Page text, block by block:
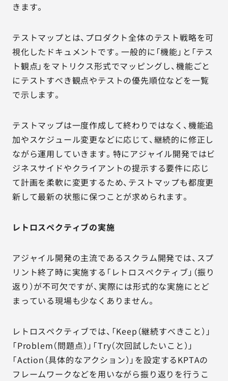
きます。
テストマップとは、プロダクト全体のテスト戦略を可
視化したドキュメントです。一般的に「機能」と「テス
ト観点」をマトリクス形式でマッピングし、機能ごと
にテストすべき観点やテストの優先順位などを一覧
で示します。
テストマップは一度作成して終わりではなく、機能追
加やスケジュール変更などに応じて、継続的に修正し
ながら運用していきます。特にアジャイル開発ではビ
ジネスサイドやクライアントの提示する要件に応じ
て計画を柔軟に変更するため、テストマップも都度更
新して最新の状態に保つことが求められます。
レトロスペクティブの実施
アジャイル開発の主流であるスクラム開発では、スプ
リント終了時に実施する「レトロスペクティブ」（振り
返り）が不可欠ですが、実際には形式的な実施にとど
まっている現場も少なくありません。
レトロスペクティブでは、「Keep（継続すべきこと）」
「Problem（問題点）」「Try（次回試したいこと）」
「Action（具体的なアクション）」を設定するKPTAの
フレームワークなどを用いながら振り返りを行うこ